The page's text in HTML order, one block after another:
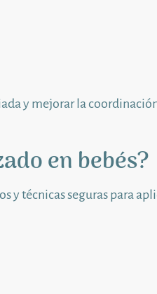
y mejorar la
en bebés?
y técnicas seguras para